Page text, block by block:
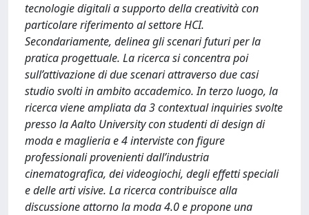
tecnologie digitali a supporto della creatività con
particolare riferimento al settore HCI.
Secondariamente, delinea gli scenari futuri per la
pratica progettuale. La ricerca si concentra poi
sull’attivazione di due scenari attraverso due casi
studio svolti in ambito accademico. In terzo luogo, la
ricerca viene ampliata da 3 contextual inquiries svolte
presso la Aalto University con studenti di design di
moda e maglieria e 4 interviste con figure
professionali provenienti dall’industria
cinematografica, dei videogiochi, degli effetti speciali
e delle arti visive. La ricerca contribuisce alla
discussione attorno la moda 4.0 e propone una